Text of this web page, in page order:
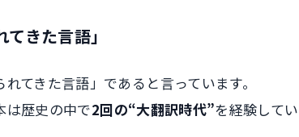
きた言語」
てきた言語」であると言っています。
は歴史の中で2回の“大翻訳時代”を経験して